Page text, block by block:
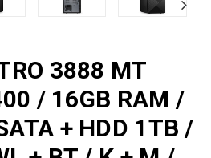
3888 MT
/ 16GB RAM /
+ HDD 1TB /